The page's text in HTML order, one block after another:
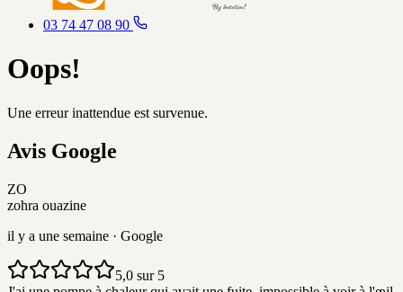
03 74 47 08 90
Oops!
Une erreur inattendue est survenue.
Avis Google
ZO
zohra ouazine
il y a une semaine · Google
5,0 sur 5